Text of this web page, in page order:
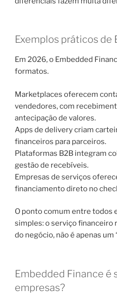
Exemplos práticos de
Em 2026, o Embedded
formatos.
Marketplaces oferecem
vendedores, com
antecipação de valores.
Apps de delivery criam
financeiros para parceiros.
Plataformas B2B integram
gestão de recebíveis.
Empresas de serviços
financiamento direto no
O ponto comum entre todos
simples: o serviço financeiro
do negócio, não é apenas um
Embedded Finance é
empresas?